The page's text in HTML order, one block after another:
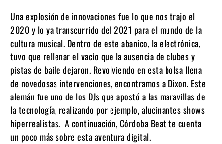
Una explosión de innovaciones fue lo que nos trajo el
2020 y lo ya transcurrido del 2021 para el mundo de la
cultura musical. Dentro de este abanico, la electrónica,
tuvo que rellenar el vacío que la ausencia de clubes y
pistas de baile dejaron. Revolviendo en esta bolsa llena
de novedosas intervenciones, encontramos a Dixon. Este
alemán fue uno de los DJs que apostó a las maravillas de
la tecnología, realizando por ejemplo, alucinantes shows
hiperrealistas. A continuación, Córdoba Beat te cuenta
un poco más sobre esta aventura digital.